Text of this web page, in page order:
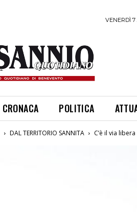
VENERDÌ 7
CRONACA POLITICA
DAL TERRITORIO SANNITA C’è il via